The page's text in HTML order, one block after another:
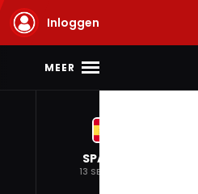
Inloggen
MEER
SPANJE
13 SEP. 2026